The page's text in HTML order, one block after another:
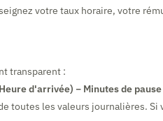
votre taux horaire, votre
transparent :
d'arrivée) − Minutes de pause
toutes les valeurs journalières. Si